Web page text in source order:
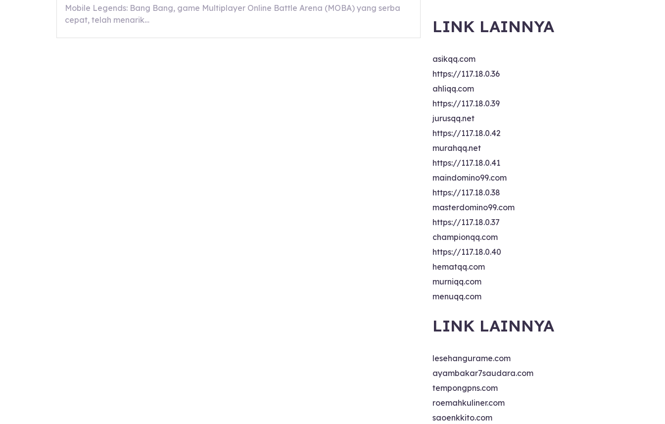
Mobile Legends: Bang Bang, game Multiplayer Online Battle Arena (MOBA) yang serba
cepat, telah menarik…
LINK LAINNYA
asikqq.com
https://117.18.0.36
ahliqq.com
https://117.18.0.39
jurusqq.net
https://117.18.0.42
murahqq.net
https://117.18.0.41
maindomino99.com
https://117.18.0.38
masterdomino99.com
https://117.18.0.37
championqq.com
https://117.18.0.40
hematqq.com
murniqq.com
menuqq.com
LINK LAINNYA
lesehangurame.com
ayambakar7saudara.com
tempongpns.com
roemahkuliner.com
saoenkkito.com